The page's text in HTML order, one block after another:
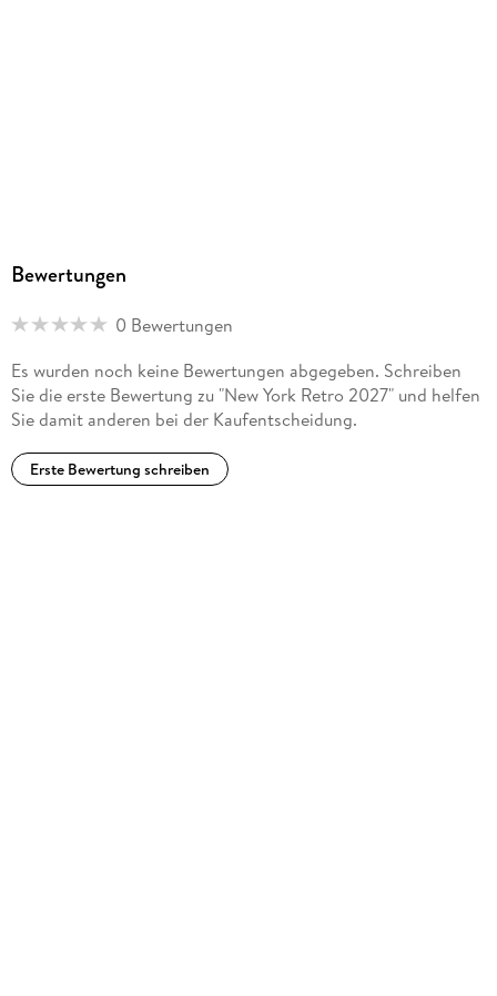
Bewertungen
0 Bewertungen
Es wurden noch keine Bewertungen abgegeben. Schreiben
Sie die erste Bewertung zu "New York Retro 2027" und helfen
Sie damit anderen bei der Kaufentscheidung.
Erste Bewertung schreiben